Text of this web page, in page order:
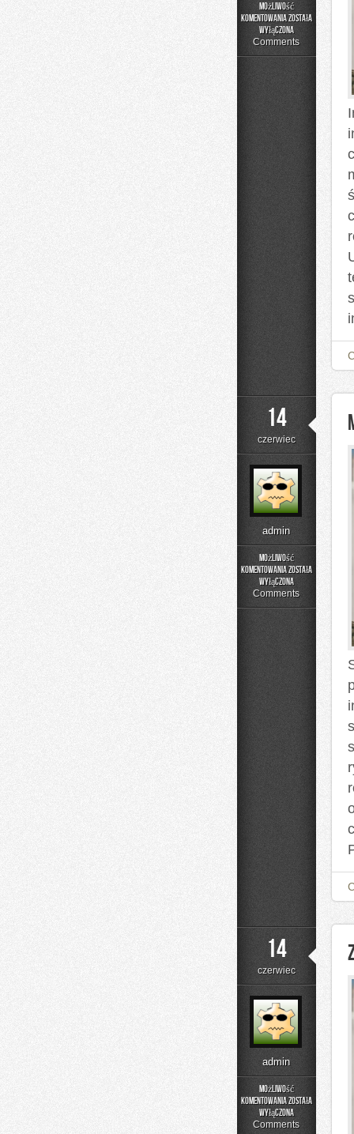
Możliwość
komentowania
Poradniki
Użytkownika
została
wyłączona
Comments
14
czerwiec
admin
Możliwość
komentowania
Size
została
wyłączona
Comments
14
czerwiec
admin
Możliwość
komentowania
Zapachowe
Inspiracje
została
wyłączona
Comments